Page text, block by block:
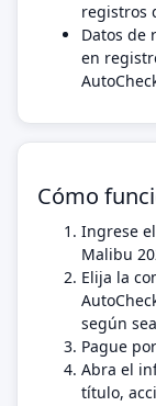
registros
Datos de
en
Cómo
Ingrese
Malibu
Elija la
según
Pague
Abra el
título,